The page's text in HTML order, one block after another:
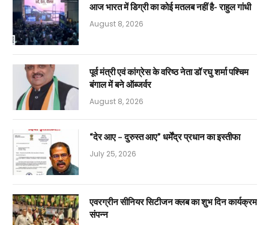
आज भारत में डिग्री का कोई मतलब नहीं है- राहुल गांधी
August 8, 2026
पूर्व मंत्री एवं कांग्रेस के वरिष्ठ नेता डॉ रघु शर्मा पश्चिम
बंगाल में बने ऑब्जर्वर
August 8, 2026
“देर आए – दुरुस्त आए” धर्मेंद्र प्रधान का इस्तीफा
July 25, 2026
एवरग्रीन सीनियर सिटीजन क्लब का शुभ दिन कार्यक्रम
संपन्न